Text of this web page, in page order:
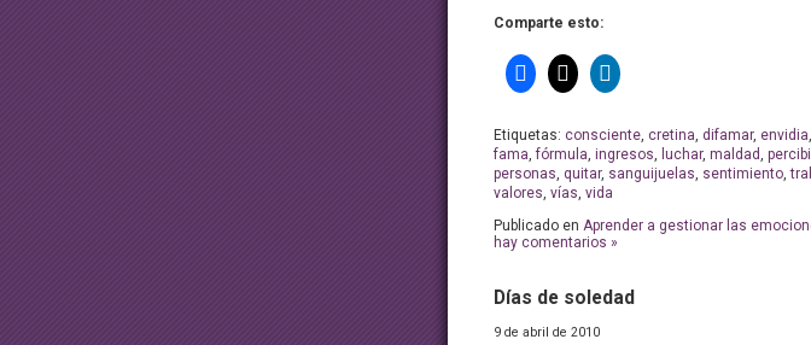
Comparte esto:
Etiquetas: consciente, cretina, difamar, envidia
fama,fórmula, ingresos, luchar, maldad,
personas, quitar, sanguijuelas, sentimiento,
valores, vías, vida
Publicado en Aprender a gestionar las
hay comentarios »
Días de soledad
9 de abril de 2010